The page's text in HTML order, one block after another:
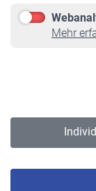
Mehr
Online-Rechner
VBLnewsletter
Erklärung zur